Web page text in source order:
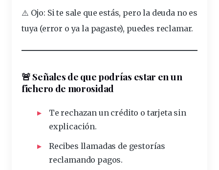
⚠️ Ojo: Si te sale que estás, pero la deuda no es
tuya (error o ya la pagaste), puedes reclamar.
🚨Señales de que podrías estar en un
fichero de morosidad
Te rechazan un crédito o tarjeta sin
explicación.
Recibes llamadas de gestorías
reclamando pagos.